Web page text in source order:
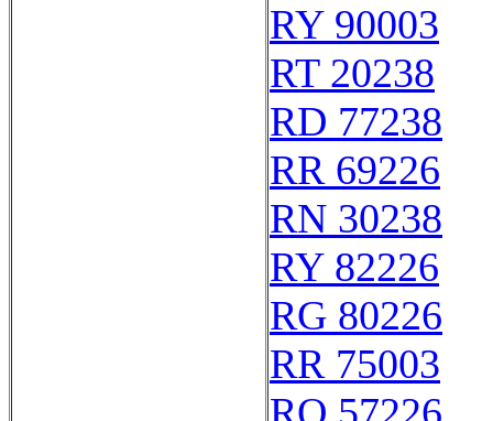
RY 90003
RT 20238
RD 77238
RR 69226
RN 30238
RY 82226
RG 80226
RR 75003